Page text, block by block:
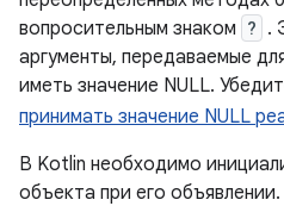
вопросительным знаком ? .
аргументы, передаваемые
иметь значение NULL.
принимать значение NULL
В Kotlin необходимо
объекта при его